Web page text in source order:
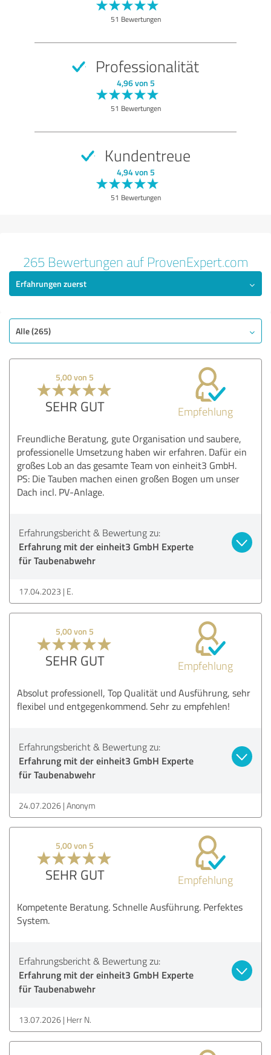
51 Bewertungen
Professionalität
4,96 von 5
51 Bewertungen
Kundentreue
4,94 von 5
51 Bewertungen
265 Bewertungen auf ProvenExpert.com
Erfahrungen zuerst
Alle (265)
5,00 von 5
SEHR GUT Empfehlung
Freundliche Beratung, gute Organisation und saubere,
professionelle Umsetzung haben wir erfahren. Dafür ein
großes Lob an das gesamte Team von einheit3 GmbH.
PS: Die Tauben machen einen großen Bogen um unser
Dach incl. PV-Anlage.
Erfahrungsbericht & Bewertung zu:
Erfahrung mit der einheit3 GmbH Experte
für Taubenabwehr
17.04.2023 E.
5,00 von 5
SEHR GUT Empfehlung
Absolut professionell, Top Qualität und Ausführung, sehr
flexibel und entgegenkommend. Sehr zu empfehlen!
Erfahrungsbericht & Bewertung zu:
Erfahrung mit der einheit3 GmbH Experte
für Taubenabwehr
24.07.2026 Anonym
5,00 von 5
SEHR GUT Empfehlung
Kompetente Beratung. Schnelle Ausführung. Perfektes
System.
Erfahrungsbericht & Bewertung zu:
Erfahrung mit der einheit3 GmbH Experte
für Taubenabwehr
13.07.2026 Herr N.